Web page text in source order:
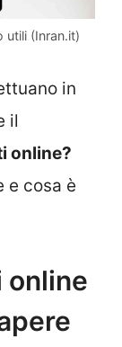
utili (Inran.it)
in
il
online?
e cosa è
online